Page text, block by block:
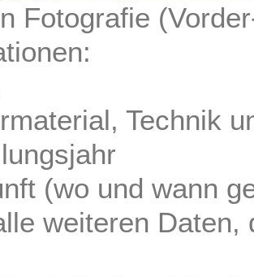
Fotografie
Technik
(wo und wann
weiteren